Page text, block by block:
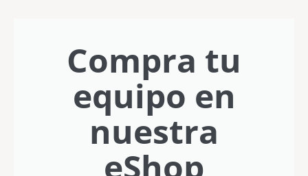
Compra tu
equipo en
nuestra
eShop